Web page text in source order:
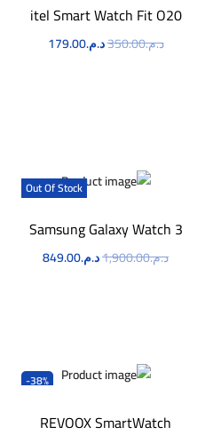
itel Smart Watch Fit O20
د.م.350.00د.م.179.00
Out Of Stock
Samsung Galaxy Watch 3
د.م.1,900.00د.م.849.00
-38%
REVOOX SmartWatch